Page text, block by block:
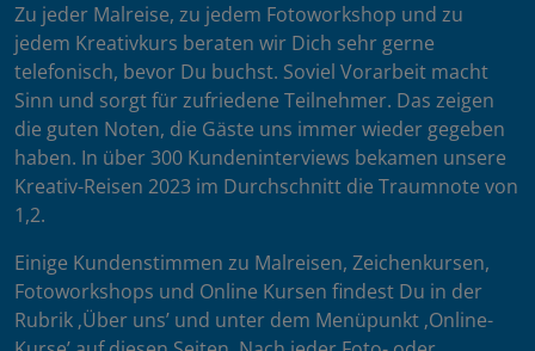
Zu jeder Malreise, zu jedem Fotoworkshop und zu
jedem Kreativkurs beraten wir Dich sehr gerne
telefonisch, bevor Du buchst. Soviel Vorarbeit macht
Sinn und sorgt für zufriedene Teilnehmer. Das zeigen
die guten Noten, die Gäste uns immer wieder gegeben
haben. In über 300 Kundeninterviews bekamen unsere
Kreativ-Reisen 2023 im Durchschnitt die Traumnote von
1,2.
Einige Kundenstimmen zu Malreisen, Zeichenkursen,
Fotoworkshops und Online Kursen findest Du in der
Rubrik ‚Über uns’ und unter dem Menüpunkt ‚Online-